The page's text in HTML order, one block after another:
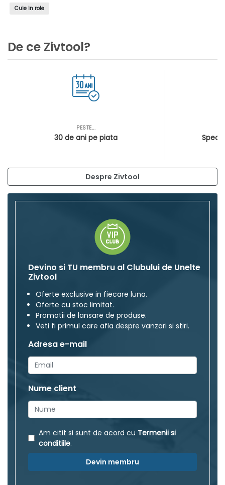
Cuie in role
De ce Zivtool?
PESTE...
30 de ani pe piata
Despre Zivtool
Devino si TU membru al Clubului de Unelte
Zivtool
Oferte exclusive in fiecare luna.
Oferte cu stoc limitat.
Promotii de lansare de produse.
Veti fi primul care afla despre vanzari si stiri.
Adresa e-mail
Nume client
Am citit si sunt de acord cu Termenii si
conditiile.
Devin membru